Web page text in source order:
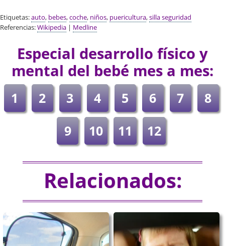
Etiquetas:auto, bebes,coche, niños, puericultura,silla seguridad
Referencias:Wikipedia | Medline
Especial desarrollo físico y
mental del bebé mes a mes:
1 2 3 4 5 6 7
8
9
10 11 12
Relacionados: